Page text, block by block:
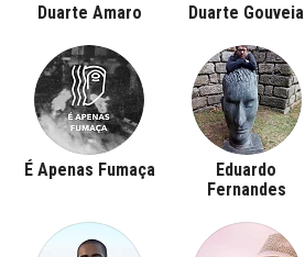
Duarte Amaro Duarte Gouveia
É Apenas Fumaça
Eduardo
Fernandes